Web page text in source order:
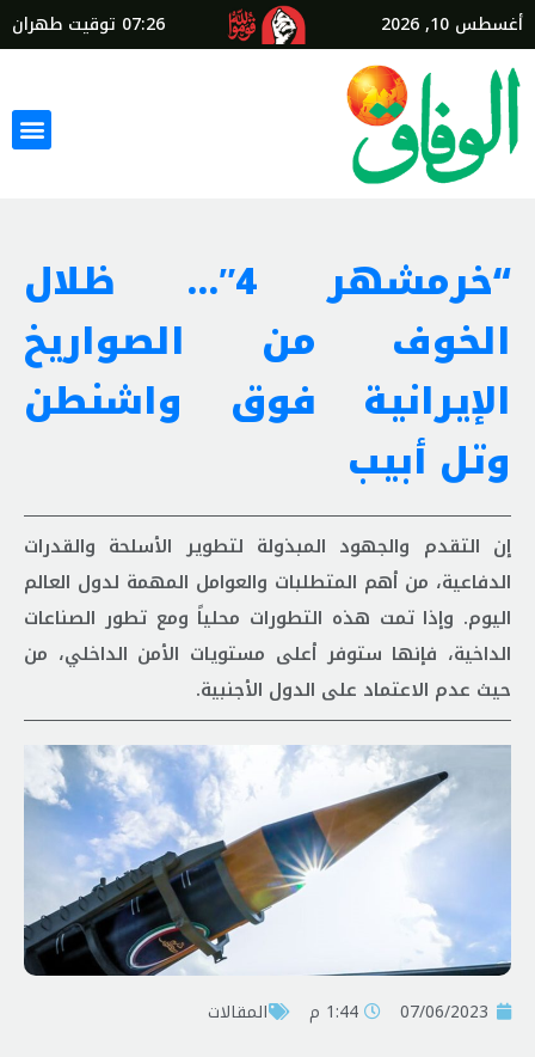
أغسطس 10, 2026 07:26 توقيت طهران
“خرمشهر 4″… ظلال
الخوف من الصواريخ
الإيرانية فوق واشنطن
وتل أبيب
إن التقدم والجهود المبذولة لتطوير الأسلحة والقدرات
الدفاعية، من أهم المتطلبات والعوامل المهمة لدول العالم
اليوم. وإذا تمت هذه التطورات محلياً ومع تطور الصناعات
الداخية، فإنها ستوفر أعلى مستويات الأمن الداخلي، من
حيث عدم الاعتماد على الدول الأجنبية.
07/06/2023 1:44 م المقالات